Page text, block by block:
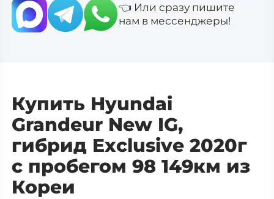
👈 Или сразу пишите
нам в мессенджеры!
Купить Hyundai
Grandeur New IG,
гибрид Exclusive 2020г
с пробегом 98 149км из
Кореи